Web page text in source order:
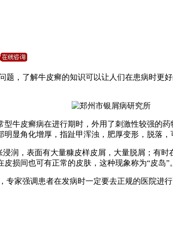
题，了解牛皮癣的知识可以让人们在患病时更
牛皮癣病在进行期时，外用了刺激性较强的
显角化增厚，指趾甲浑浊，肥厚变形，脱落，
润，表面有大量糠皮样皮屑，大量脱屑；有
损间也可有正常的皮肤，这种现象称为“皮岛”。
专家强调患者在发病时一定要去正规的医院进